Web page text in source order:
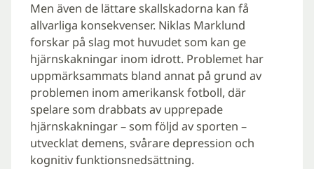
Men även de lättare skallskadorna kan få
allvarliga konsekvenser. Niklas Marklund
forskar på slag mot huvudet som kan ge
hjärnskakningar inom idrott. Problemet har
uppmärksammats bland annat på grund av
problemen inom amerikansk fotboll, där
spelare som drabbats av upprepade
hjärnskakningar – som följd av sporten –
utvecklat demens, svårare depression och
kognitiv funktionsnedsättning.